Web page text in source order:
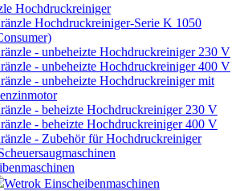
Hochdruckreiniger
Hochdruckreiniger-Serie K 1050
- unbeheizte Hochdruckreiniger 230 V
- unbeheizte Hochdruckreiniger 400 V
- unbeheizte Hochdruckreiniger mit
- beheizte Hochdruckreiniger 230 V
- beheizte Hochdruckreiniger 400 V
- Zubehör für Hochdruckreiniger
Wetrok Einscheibenmaschinen